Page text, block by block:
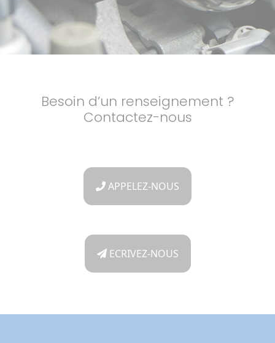
Besoin d’un renseignement ?
Contactez-nous
APPELEZ-NOUS
ECRIVEZ-NOUS